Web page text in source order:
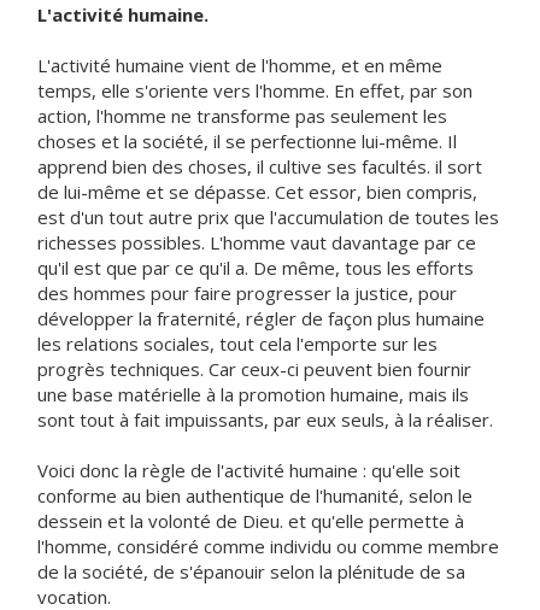
L'activité humaine.
L'activité humaine vient de l'homme, et en même
temps, elle s'oriente vers l'homme. En effet, par son
action, l'homme ne transforme pas seulement les
choses et la société, il se perfectionne lui-même. Il
apprend bien des choses, il cultive ses facultés. il sort
de lui-même et se dépasse. Cet essor, bien compris,
est d'un tout autre prix que l'accumulation de toutes les
richesses possibles. L'homme vaut davantage par ce
qu'il est que par ce qu'il a. De même, tous les efforts
des hommes pour faire progresser la justice, pour
développer la fraternité, régler de façon plus humaine
les relations sociales, tout cela l'emporte sur les
progrès techniques. Car ceux-ci peuvent bien fournir
une base matérielle à la promotion humaine, mais ils
sont tout à fait impuissants, par eux seuls, à la réaliser.
Voici donc la règle de l'activité humaine : qu'elle soit
conforme au bien authentique de l'humanité, selon le
dessein et la volonté de Dieu. et qu'elle permette à
l'homme, considéré comme individu ou comme membre
de la société, de s'épanouir selon la plénitude de sa
vocation.